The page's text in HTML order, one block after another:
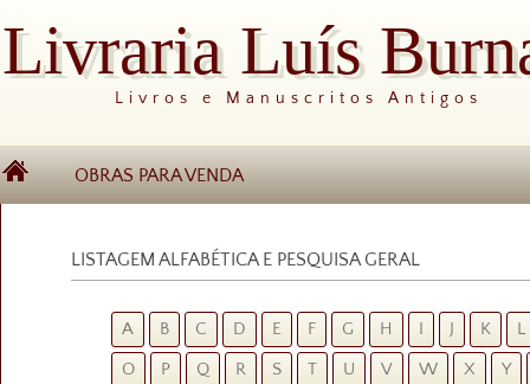
Livraria Luís
Livros e Manuscritos Antigos
OBRAS PARA VENDA
LISTAGEM ALFABÉTICA E PESQUISA GERAL
A B C D E F G H K L
O P Q R S T U V W X Y